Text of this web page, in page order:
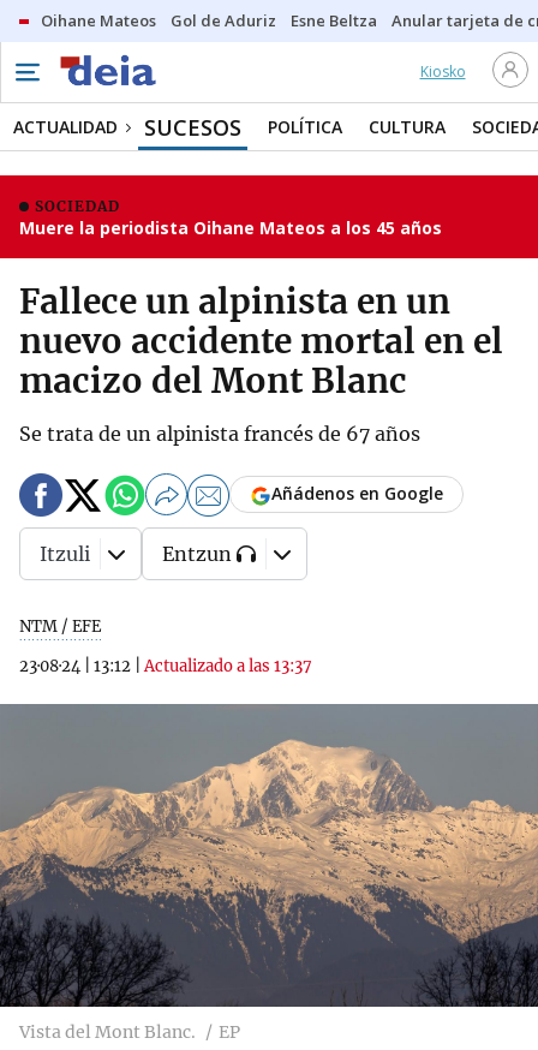
Oihane Mateos Gol de Aduriz Esne Beltza Anular tarjeta de
Kiosko
ACTUALIDAD SUCESOS POLÍTICA CULTURA
SOCIEDAD
Muere la periodista Oihane Mateos a los 45 años
Fallece un alpinista en un
nuevo accidente mortal en el
macizo del Mont Blanc
Se trata de un alpinista francés de 67 años
NTM / EFE
23·08·24
13:12 |Actualizado a las 13:37
Añádenos en Google
Itzuli Entzun
Vista del Mont Blanc. EP